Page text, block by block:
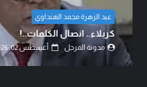
عبد الزهرة محمد الهنداوي
كربلاء.. انصال الكلمات..!
مدونة المرجل أغسطس 02, 2026